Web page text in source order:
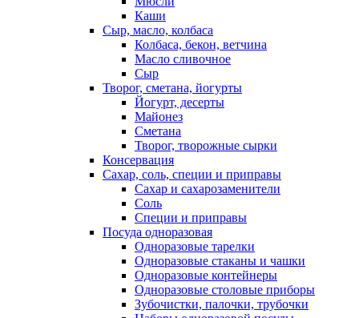
Каши
Сыр, масло, колбаса
Колбаса, бекон, ветчина
Масло сливочное
Сыр
Творог, сметана, йогурты
Йогурт, десерты
Майонез
Сметана
Творог, творожные сырки
Консервация
Сахар, соль, специи и приправы
Сахар и сахарозаменители
Соль
Специи и приправы
Посуда одноразовая
Одноразовые тарелки
Одноразовые стаканы и чашки
Одноразовые контейнеры
Одноразовые столовые приборы
Зубочистки, палочки, трубочки